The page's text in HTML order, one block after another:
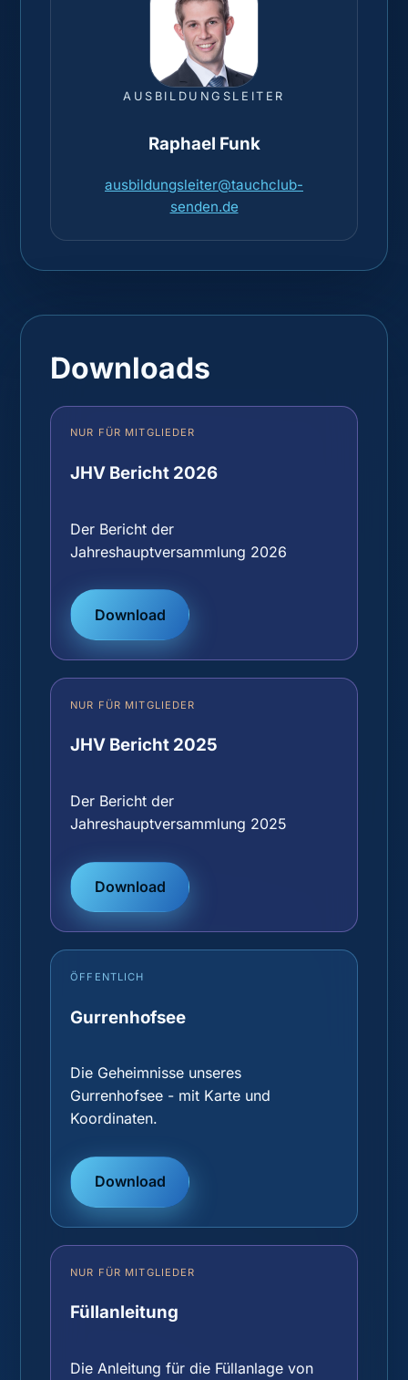
AUSBILDUNGSLEITER
Raphael Funk
ausbildungsleiter@tauchclub-
senden.de
Downloads
NUR FÜR MITGLIEDER
JHV Bericht 2026
Der Bericht der
Jahreshauptversammlung 2026
Download
NUR FÜR MITGLIEDER
JHV Bericht 2025
Der Bericht der
Jahreshauptversammlung 2025
Download
ÖFFENTLICH
Gurrenhofsee
Die Geheimnisse unseres
Gurrenhofsee - mit Karte und
Koordinaten.
Download
NUR FÜR MITGLIEDER
Füllanleitung
Die Anleitung für die Füllanlage von